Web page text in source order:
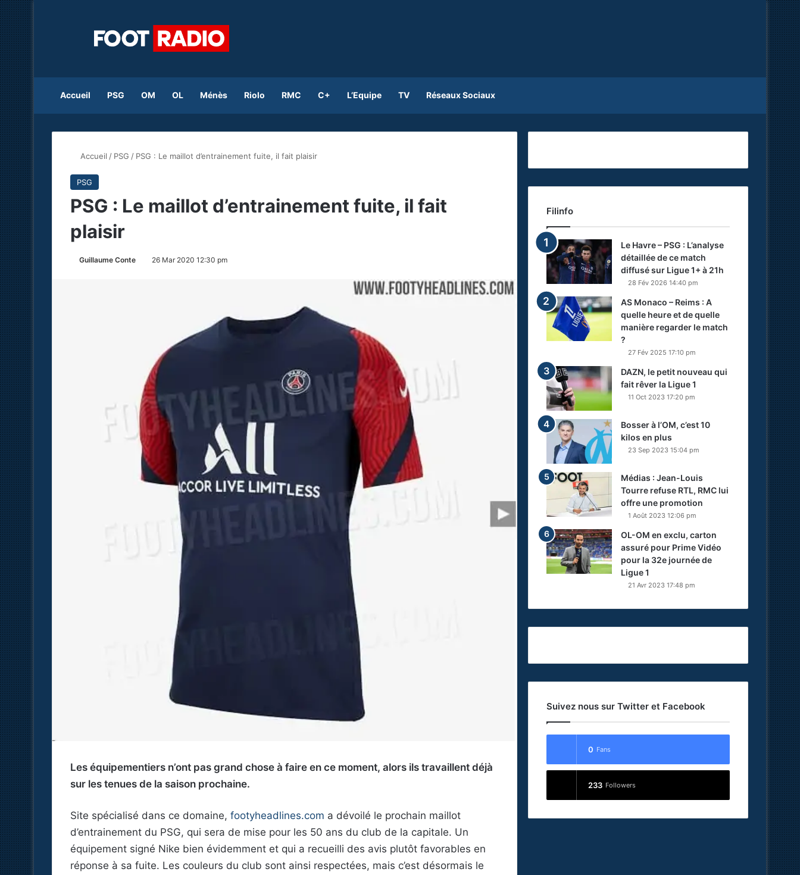
Accueil PSG OM OL Ménès Riolo RMC C+ L’Equipe TV Réseaux Sociaux
Accueil / PSG / PSG : Le maillot d’entrainement fuite, il fait plaisir
PSG
PSG : Le maillot d’entrainement fuite, il fait
plaisir
Guillaume Conte 26 Mar 2020 12:30 pm
Les équipementiers n’ont pas grand chose à faire en ce moment, alors ils travaillent déjà
sur les tenues de la saison prochaine.
Site spécialisé dans ce domaine, footyheadlines.com a dévoilé le prochain maillot
d’entrainement du PSG, qui sera de mise pour les 50 ans du club de la capitale. Un
équipement signé Nike bien évidemment et qui a recueilli des avis plutôt favorables en
réponse à sa fuite. Les couleurs du club sont ainsi respectées, mais c’est désormais le
Filinfo
Le Havre – PSG : L’analyse
détaillée de ce match
diffusé sur Ligue 1+ à 21h
28 Fév 2026 14:40 pm
AS Monaco – Reims : A
quelle heure et de quelle
manière regarder le match
?
27 Fév 2025 17:10 pm
DAZN, le petit nouveau qui
fait rêver la Ligue 1
11 Oct 2023 17:20 pm
Bosser à l’OM, c’est 10
kilos en plus
23 Sep 2023 15:04 pm
Médias : Jean-Louis
Tourre refuse RTL, RMC lui
offre une promotion
1 Août 2023 12:06 pm
OL-OM en exclu, carton
assuré pour Prime Vidéo
pour la 32e journée de
Ligue 1
21 Avr 2023 17:48 pm
Suivez nous sur Twitter et Facebook
0 Fans
233 Followers